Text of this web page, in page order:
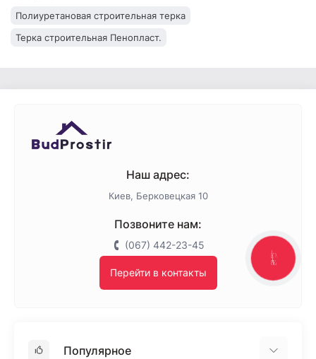
Полиуретановая строительная терка
Терка строительная Пенопласт.
Наш адрес:
Киев, Берковецкая 10
Позвоните нам:
(067) 442-23-45
Перейти в контакты
Популярное
КНОПКА
ЗВ'ЯЗКУ